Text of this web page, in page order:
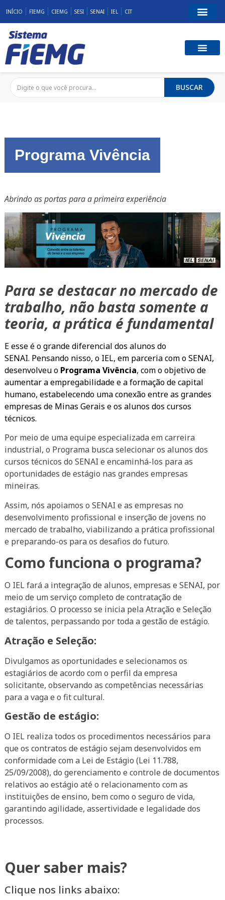
INÍCIO FIEMG CIEMG SESI SENAI IEL CIT
BUSCAR
Programa Vivência
Abrindo as portas para a primeira experiência
Para se destacar no mercado de
trabalho, não basta somente a
teoria, a prática é fundamental
E esse é o grande diferencial dos alunos do
SENAI. Pensando nisso, o IEL, em parceria com o SENAI,
desenvolveu o Programa Vivência, com o objetivo de
aumentar a empregabilidade e a formação de capital
humano, estabelecendo uma conexão entre as grandes
empresas de Minas Gerais e os alunos dos cursos
técnicos.
Por meio de uma equipe especializada em carreira
industrial, o Programa busca selecionar os alunos dos
cursos técnicos do SENAI e encaminhá-los para as
oportunidades de estágio nas grandes empresas
mineiras.
Assim, nós apoiamos o SENAI e as empresas no
desenvolvimento profissional e inserção de jovens no
mercado de trabalho, viabilizando a prática profissional
e preparando-os para os desafios do futuro.
Como funciona o programa?
O IEL fará a integração de alunos, empresas e SENAI, por
meio de um serviço completo de contratação de
estagiários. O processo se inicia pela Atração e Seleção
de talentos, perpassando por toda a gestão de estágio.
Atração e Seleção:
Divulgamos as oportunidades e selecionamos os
estagiários de acordo com o perfil da empresa
solicitante, observando as competências necessárias
para a vaga e o fit cultural.
Gestão de estágio:
O IEL realiza todos os procedimentos necessários para
que os contratos de estágio sejam desenvolvidos em
conformidade com a Lei de Estágio (Lei 11.788,
25/09/2008), do gerenciamento e controle de documentos
relativos ao estágio até o relacionamento com as
instituições de ensino, bem como o seguro de vida,
garantindo agilidade, assertividade e legalidade dos
processos.
Quer saber mais?
Clique nos links abaixo: